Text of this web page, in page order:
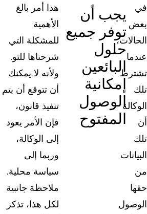
في
بعض
الحالات،
عندما
تشترط
تلك
الوكالة
أن
تلك
البيانات
من
حقها
الوصول
يجب أن
توفر جميع
حلول
البائعين
إمكانية
الوصول
المفتوح
هذا أمر بالغ
الأهمية
للمشكلة التي
شرحناها للتو.
ولأنه لا يمكنك
أن تتوقع أن يتم
تنفيذ قانون،
فإن الأمر يعود
إلى الوكالة،
وربما إلى
سياسة محلية.
ملاحظة جانبية
لكل هذا، تذكر